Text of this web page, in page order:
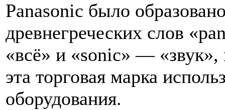
Panasonic было
древнегреческих слов
«всё» и «sonic» — «звук»,
эта торговая марка
оборудования.